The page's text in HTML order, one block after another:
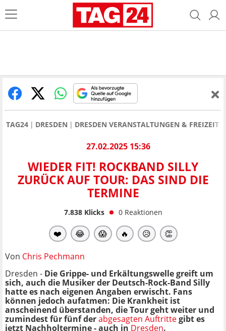
TAG24 DRESDEN DRESDEN VERANSTALTUNGEN & FREIZEIT
27.02.2025 15:36
WIEDER FIT! ROCKBAND SILLY
ZURÜCK AUF TOUR: DAS SIND DIE
TERMINE
7.838Klicks 0 Reaktionen
❤️ 😂 😱 🔥 😥 👏
Von Chris Pechmann
Dresden - Die Grippe- und Erkältungswelle greift um
sich, auch die Musiker der Deutsch-Rock-Band Silly
hatte es nach eigenen Angaben erwischt. Fans
können jedoch aufatmen: Die Krankheit ist
anscheinend überstanden, die Tour geht weiter und
zumindest für fünf derabgesagten Auftrittegibt es
jetzt Nachholtermine - auch in Dresden.